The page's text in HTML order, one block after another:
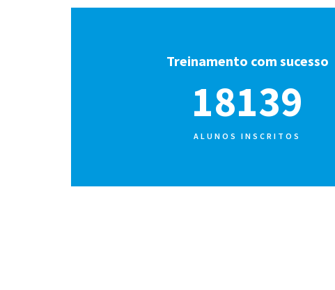
Treinamento com sucesso
19195
ALUNOS INSCRITOS